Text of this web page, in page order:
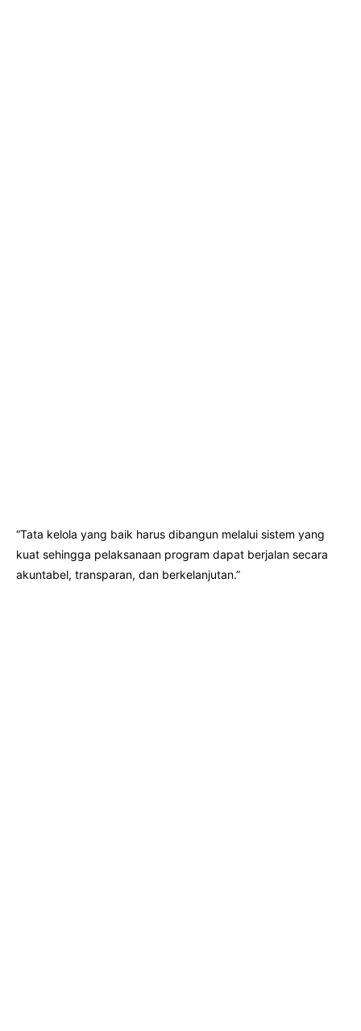
“Tata kelola yang baik harus dibangun melalui sistem yang
kuat sehingga pelaksanaan program dapat berjalan secara
akuntabel, transparan, dan berkelanjutan.”